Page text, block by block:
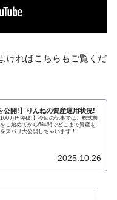
ければこちらもご覧くだ
公開!】りんねの資産運用状況!
万円突破!】今回の記事では、株式投
し始めてから6年間でどこまで資産を
ズバリ大公開しちゃいます！
2025.10.26